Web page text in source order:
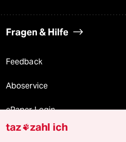
Fragen & Hilfe
Feedback
Aboservice
ePaper Login
Downloads für Abonnierende
taz zahl ich